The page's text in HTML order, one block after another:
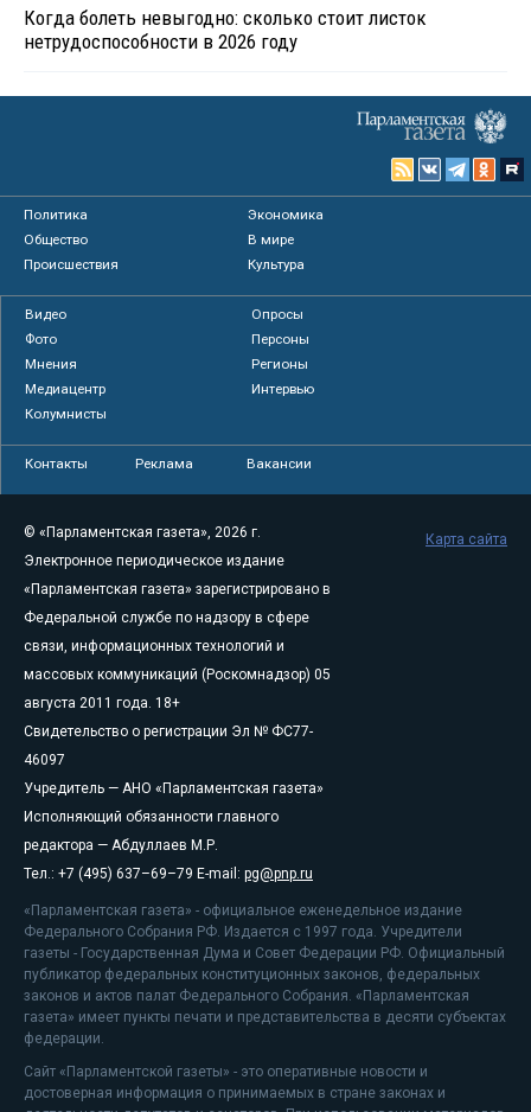
Когда болеть невыгодно: сколько стоит листок
нетрудоспособности в 2026 году
Политика
Экономика
Общество
В мире
Происшествия
Культура
Видео
Опросы
Фото
Персоны
Мнения
Регионы
Медиацентр
Интервью
Колумнисты
Контакты Реклама Вакансии
© «Парламентская газета», 2026 г.
Электронное периодическое издание
«Парламентская газета» зарегистрировано в
Федеральной службе по надзору в сфере
связи, информационных технологий и
массовых коммуникаций (Роскомнадзор) 05
августа 2011 года. 18+
Свидетельство о регистрации Эл № ФС77-
46097
Учредитель — АНО «Парламентская газета»
Исполняющий обязанности главного
редактора — Абдуллаев М.Р.
Тел.: +7 (495) 637–69–79 E-mail: pg@pnp.ru
«Парламентская газета» - официальное еженедельное издание
Федерального Собрания РФ. Издается с 1997 года. Учредители
газеты - Государственная Дума и Совет Федерации РФ. Официальный
публикатор федеральных конституционных законов, федеральных
законов и актов палат Федерального Собрания. «Парламентская
газета» имеет пункты печати и представительства в десяти субъектах
федерации.
Сайт «Парламентской газеты» - это оперативные новости и
достоверная информация о принимаемых в стране законах и
Карта сайта